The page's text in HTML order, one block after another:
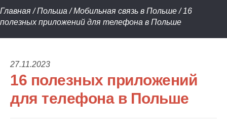
Главная /Польша /Мобильная связь в Польше /16
полезных приложений для телефона в Польше
27.11.2023
16 полезных приложений
для телефона в Польше